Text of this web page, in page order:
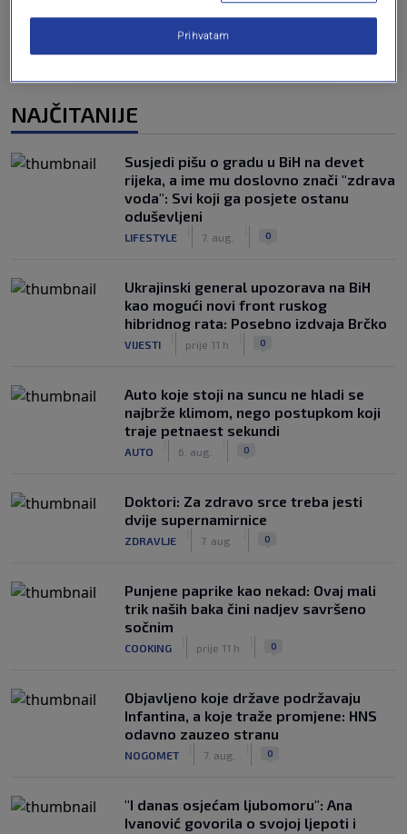
NAJČITANIJE
Susjedi pišu o gradu u BiH na devet
rijeka, a ime mu doslovno znači "zdrava
voda": Svi koji ga posjete ostanu
oduševljeni
LIFESTYLE 7. aug. 0
Ukrajinski general upozorava na BiH
kao mogući novi front ruskog
hibridnog rata: Posebno izdvaja Brčko
VIJESTI prije 11 h 0
Auto koje stoji na suncu ne hladi se
najbrže klimom, nego postupkom koji
traje petnaest sekundi
AUTO 6. aug. 0
Doktori: Za zdravo srce treba jesti
dvije supernamirnice
ZDRAVLJE 7. aug. 0
Punjene paprike kao nekad: Ovaj mali
trik naših baka čini nadjev savršeno
sočnim
COOKING prije 11 h 0
Objavljeno koje države podržavaju
Infantina, a koje traže promjene: HNS
odavno zauzeo stranu
NOGOMET 7. aug. 0
"I danas osjećam ljubomoru": Ana
Ivanović govorila o svojoj ljepoti i
Prihvatam